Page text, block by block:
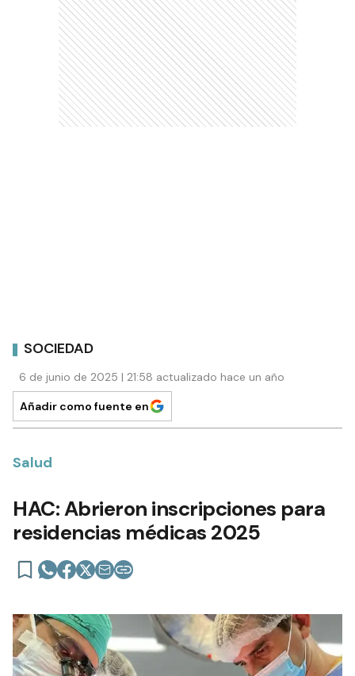
SOCIEDAD
6 de junio de 2025 | 21:58 actualizado hace un año
Añadir como fuente en
Salud
HAC: Abrieron inscripciones para
residencias médicas 2025